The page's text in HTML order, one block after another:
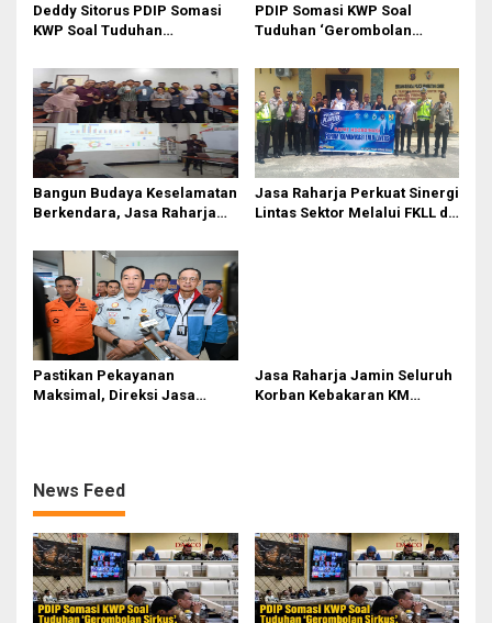
Deddy Sitorus PDIP Somasi
KWP Soal Tuduhan
Rapat Komisi II Dipimpin
Sufmi Dasco Ahmad
PDIP Somasi KWP Soal
Tuduhan ‘Gerombolan
II Dipimpin Sufmi Dasco
Ahmad
Bangun Budaya Keselamatan
Berkendara, Jasa Raharja
Pasifik Medan Industri
Jasa Raharja Perkuat Sinergi
Lintas Sektor Melalui FKLL di
Pastikan Pekayanan
Maksimal, Direksi Jasa
Jasa Raharja Jamin Seluruh
Korban Kebakaran KM
News Feed